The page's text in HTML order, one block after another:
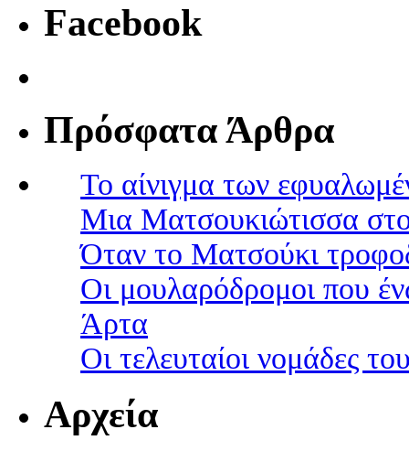
Facebook
Πρόσφατα Άρθρα
Το αίνιγμα των
Μια Ματσουκιώτισσα
Όταν το Ματσούκι
Οι μουλαρόδρομοι που
Άρτα
Οι τελευταίοι νομάδες
Αρχεία